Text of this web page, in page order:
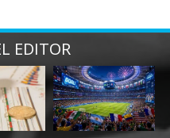
EDITOR